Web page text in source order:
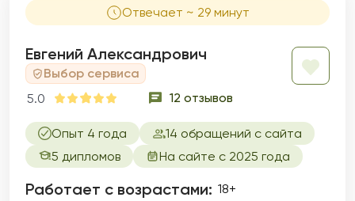
Отвечает ~ 29 минут
Евгений Александрович
Выбор сервиса
5.0
12 отзывов
Опыт 4 года
14 обращений с сайта
5 дипломов
На сайте с 2025 года
Работает с возрастами: 18+